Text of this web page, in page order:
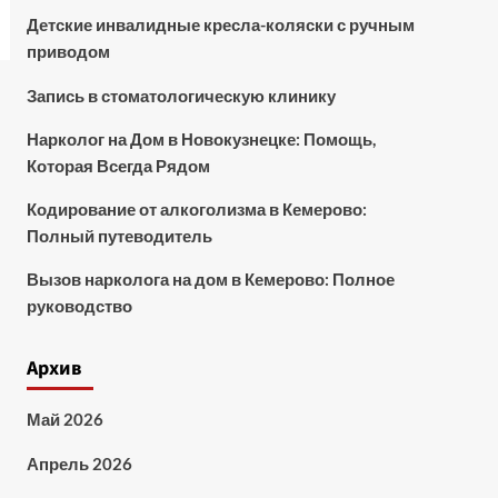
Детские инвалидные кресла-коляски с ручным
приводом
Запись в стоматологическую клинику
Нарколог на Дом в Новокузнецке: Помощь,
Которая Всегда Рядом
Кодирование от алкоголизма в Кемерово:
Полный путеводитель
Вызов нарколога на дом в Кемерово: Полное
руководство
Архив
Май 2026
Апрель 2026